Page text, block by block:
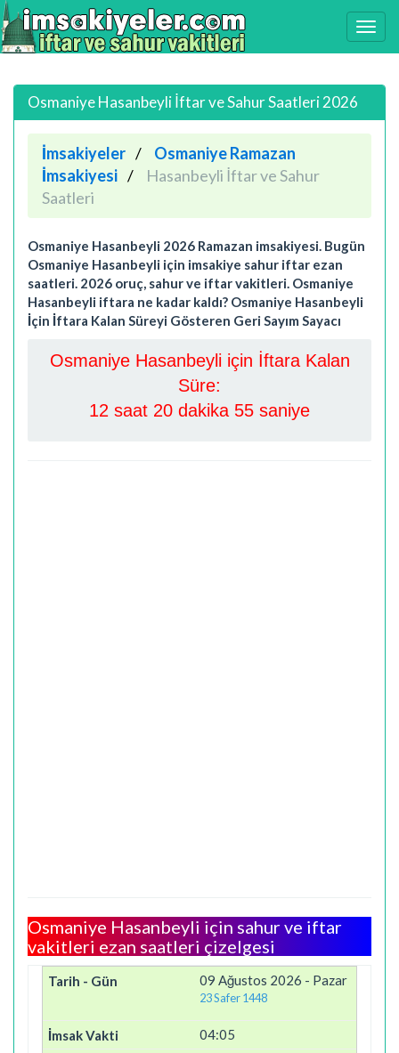
Osmaniye Hasanbeyli İftar ve Sahur Saatleri 2026
İmsakiyeler
Osmaniye Ramazan
İmsakiyesi
Hasanbeyli İftar ve Sahur
Saatleri
Osmaniye Hasanbeyli 2026 Ramazan imsakiyesi. Bugün
Osmaniye Hasanbeyli için imsakiye sahur iftar ezan
saatleri. 2026 oruç, sahur ve iftar vakitleri. Osmaniye
Hasanbeyli iftara ne kadar kaldı? Osmaniye Hasanbeyli
İçin İftara Kalan Süreyi Gösteren Geri Sayım Sayacı
Osmaniye Hasanbeyli için İftara Kalan
Süre:
12 saat 20 dakika 55 saniye
Osmaniye Hasanbeyli için sahur ve iftar
vakitleri ezan saatleri çizelgesi
09 Ağustos 2026 - Pazar
23 Safer 1448
04:05